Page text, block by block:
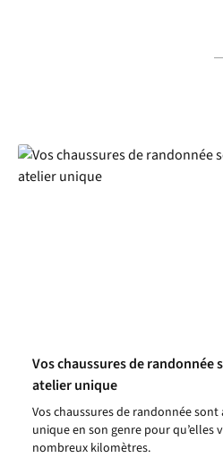
Vos chaussures de randonnée
atelier unique
Vos chaussures de randonnée
unique en son genre pour
nombreux kilomètres.